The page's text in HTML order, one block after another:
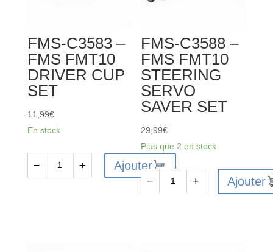
SET
FMS-C3583 –
FMS FMT10
DRIVER CUP
SET
11,99€
En stock
− + Ajouter
FMS-C3588 –
FMS FMT10
STEERING
SERVO
SAVER SET
29,99€
Plus que 2 en stock
− + Ajouter